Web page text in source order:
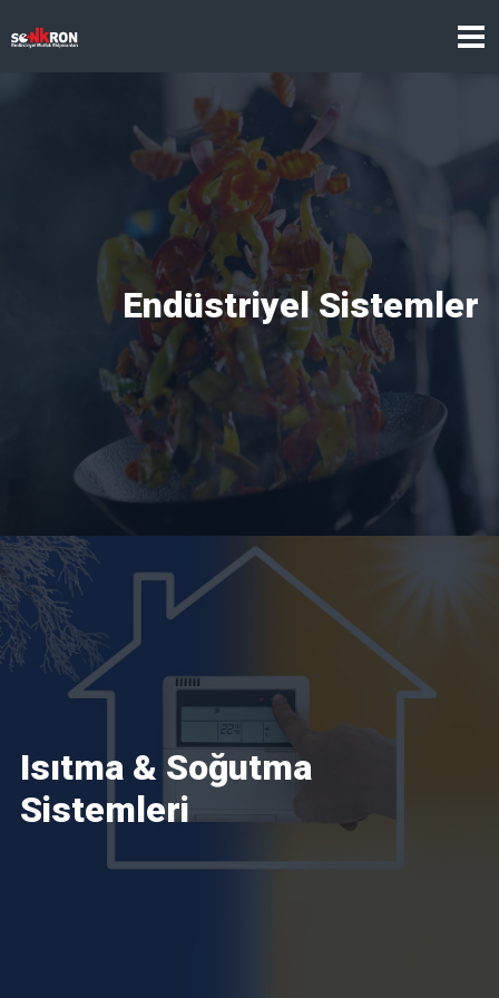
Endüstriyel Sistemler
Isıtma & Soğutma
Sistemleri